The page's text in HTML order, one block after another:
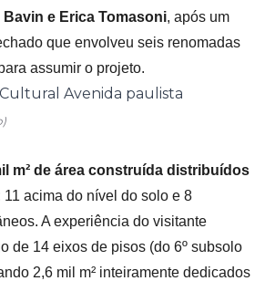
Bavin e Erica Tomasoni, após um
que envolveu seis renomadas
assumir o projeto.
m² de área construída distribuídos
11 acima do nível do solo e 8
A experiência do visitante
de 14 eixos de pisos (do 6º subsolo
2,6 mil m² inteiramente dedicados